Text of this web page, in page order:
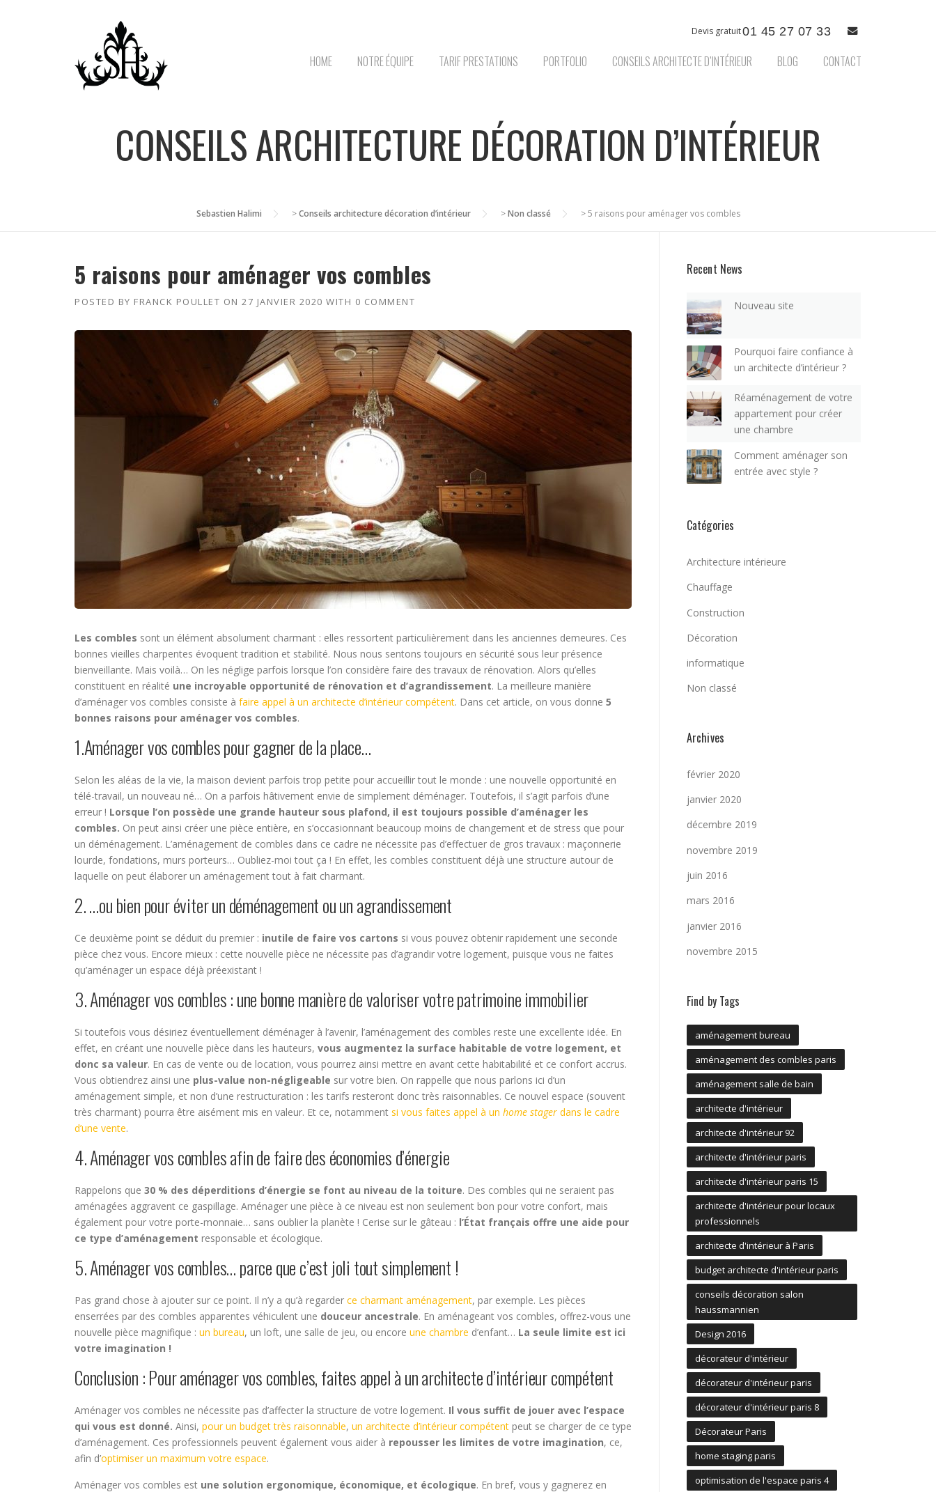
Devis gratuit01 45 27 07 33
HOME NOTRE ÉQUIPE TARIF PRESTATIONS PORTFOLIO CONSEILS ARCHITECTE D’INTÉRIEUR BLOG CONTACT
CONSEILS ARCHITECTURE DÉCORATION D’INTÉRIEUR
Sebastien Halimi >Conseils architecture décoration d’intérieur >Non classé >5 raisons pour aménager vos combles
5 raisons pour aménager vos combles
POSTED BY FRANCK POULLET ON 27 JANVIER 2020 WITH 0 COMMENT
Les combles sont un élément absolument charmant : elles ressortent particulièrement dans les anciennes demeures. Ces
bonnes vieilles charpentes évoquent tradition et stabilité. Nous nous sentons toujours en sécurité sous leur présence
bienveillante. Mais voilà… On les néglige parfois lorsque l’on considère faire des travaux de rénovation. Alors qu’elles
constituent en réalité une incroyable opportunité de rénovation et d’agrandissement. La meilleure manière
d’aménager vos combles consiste à faire appel à un architecte d’intérieur compétent. Dans cet article, on vous donne 5
bonnes raisons pour aménager vos combles.
1.Aménager vos combles pour gagner de la place…
Selon les aléas de la vie, la maison devient parfois trop petite pour accueillir tout le monde : une nouvelle opportunité en
télé-travail, un nouveau né… On a parfois hâtivement envie de simplement déménager. Toutefois, il s’agit parfois d’une
erreur ! Lorsque l’on possède une grande hauteur sous plafond, il est toujours possible d’aménager les
combles. On peut ainsi créer une pièce entière, en s’occasionnant beaucoup moins de changement et de stress que pour
un déménagement. L’aménagement de combles dans ce cadre ne nécessite pas d’effectuer de gros travaux : maçonnerie
lourde, fondations, murs porteurs… Oubliez-moi tout ça ! En effet, les combles constituent déjà une structure autour de
laquelle on peut élaborer un aménagement tout à fait charmant.
2. …ou bien pour éviter un déménagement ou un agrandissement
Ce deuxième point se déduit du premier : inutile de faire vos cartons si vous pouvez obtenir rapidement une seconde
pièce chez vous. Encore mieux : cette nouvelle pièce ne nécessite pas d’agrandir votre logement, puisque vous ne faites
qu’aménager un espace déjà préexistant !
3. Aménager vos combles : une bonne manière de valoriser votre patrimoine immobilier
Si toutefois vous désiriez éventuellement déménager à l’avenir, l’aménagement des combles reste une excellente idée. En
effet, en créant une nouvelle pièce dans les hauteurs, vous augmentez la surface habitable de votre logement, et
donc sa valeur. En cas de vente ou de location, vous pourrez ainsi mettre en avant cette habitabilité et ce confort accrus.
Vous obtiendrez ainsi une plus-value non-négligeable sur votre bien. On rappelle que nous parlons ici d’un
aménagement simple, et non d’une restructuration : les tarifs resteront donc très raisonnables. Ce nouvel espace (souvent
très charmant) pourra être aisément mis en valeur. Et ce, notamment si vous faites appel à un home stager dans le cadre
d’une vente.
4. Aménager vos combles afin de faire des économies d’énergie
Rappelons que 30 % des déperditions d’énergie se font au niveau de la toiture. Des combles qui ne seraient pas
aménagées aggravent ce gaspillage. Aménager une pièce à ce niveau est non seulement bon pour votre confort, mais
également pour votre porte-monnaie… sans oublier la planète ! Cerise sur le gâteau : l’État français offre une aide pour
ce type d’aménagement responsable et écologique.
5. Aménager vos combles… parce que c’est joli tout simplement !
Pas grand chose à ajouter sur ce point. Il n’y a qu’à regarder ce charmant aménagement, par exemple. Les pièces
enserrées par des combles apparentes véhiculent une douceur ancestrale. En aménageant vos combles, offrez-vous une
nouvelle pièce magnifique : un bureau, un loft, une salle de jeu, ou encore une chambre d’enfant… La seule limite est ici
votre imagination !
Conclusion : Pour aménager vos combles, faites appel à un architecte d’intérieur compétent
Aménager vos combles ne nécessite pas d’affecter la structure de votre logement. Il vous suffit de jouer avec l’espace
qui vous est donné. Ainsi, pour un budget très raisonnable, un architecte d’intérieur compétent peut se charger de ce type
d’aménagement. Ces professionnels peuvent également vous aider à repousser les limites de votre imagination, ce,
afin d’optimiser un maximum votre espace.
Aménager vos combles est une solution ergonomique, économique, et écologique. En bref, vous y gagnerez en
Recent News
Nouveau site
Pourquoi faire confiance à
un architecte d’intérieur ?
Réaménagement de votre
appartement pour créer
une chambre
Comment aménager son
entrée avec style ?
Catégories
Architecture intérieure
Chauffage
Construction
Décoration
informatique
Non classé
Archives
février 2020
janvier 2020
décembre 2019
novembre 2019
juin 2016
mars 2016
janvier 2016
novembre 2015
Find by Tags
aménagement bureau
aménagement des combles paris
aménagement salle de bain
architecte d'intérieur
architecte d'intérieur 92
architecte d'intérieur paris
architecte d'intérieur paris 15
architecte d'intérieur pour locaux
professionnels
architecte d'intérieur à Paris
budget architecte d'intérieur paris
conseils décoration salon
haussmannien
Design 2016
décorateur d'intérieur
décorateur d'intérieur paris
décorateur d'intérieur paris 8
Décorateur Paris
home staging paris
optimisation de l'espace paris 4